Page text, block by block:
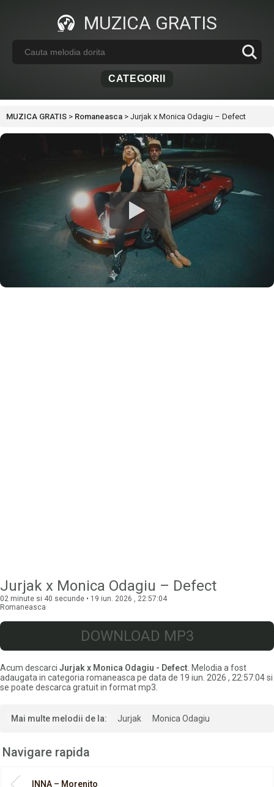
MUZICA GRATIS
CATEGORII
MUZICA GRATIS > Romaneasca > Jurjak x Monica Odagiu – Defect
Jurjak x Monica Odagiu – Defect
02 minute si 40 secunde • 19 iun. 2026 , 22:57:04
Romaneasca
DOWNLOAD MP3
Acum descarci Jurjak x Monica Odagiu - Defect . Melodia a fost
adaugata in categoria romaneasca pe data de 19 iun. 2026 , 22:57:04 si
se poate descarca gratuit in format mp3.
Mai multe melodii de la: Jurjak Monica Odagiu
Navigare rapida
INNA – Morenito